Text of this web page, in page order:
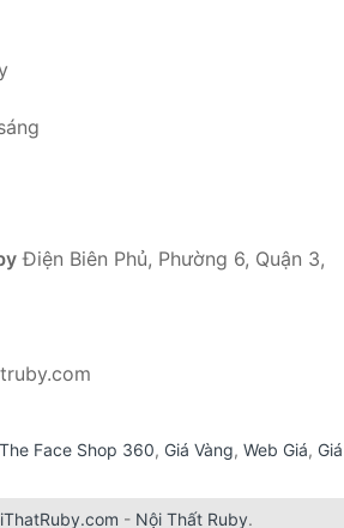
Điện Biên Phủ, Phường 6, Quận 3,
The Face Shop 360, Giá Vàng, Web Giá, Giá
- Nội Thất Ruby.